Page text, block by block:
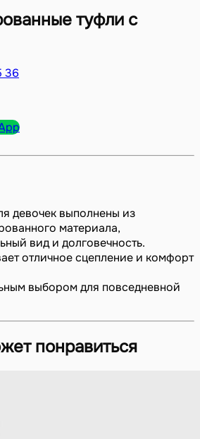
туфли с
36
девочек выполнены из
материала,
вид и долговечность.
отличное сцепление и комфорт
выбором для повседневной
понравиться